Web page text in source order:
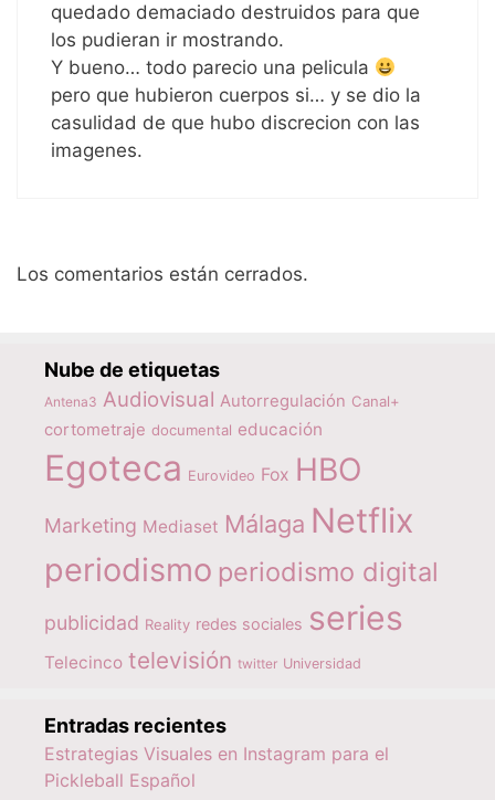
quedado demaciado destruidos para que
los pudieran ir mostrando.
Y bueno… todo parecio una pelicula
pero que hubieron cuerpos si… y se dio la
casulidad de que hubo discrecion con las
imagenes.
Los comentarios están cerrados.
Nube de etiquetas
Antena3 Audiovisual Autorregulación Canal+
cortometraje documental educación
Egoteca Eurovideo Fox HBO
Marketing Mediaset Málaga Netflix
periodismo periodismo digital
publicidad Reality redes sociales series
Telecinco televisión twitter Universidad
Entradas recientes
Estrategias Visuales en Instagram para el
Pickleball Español